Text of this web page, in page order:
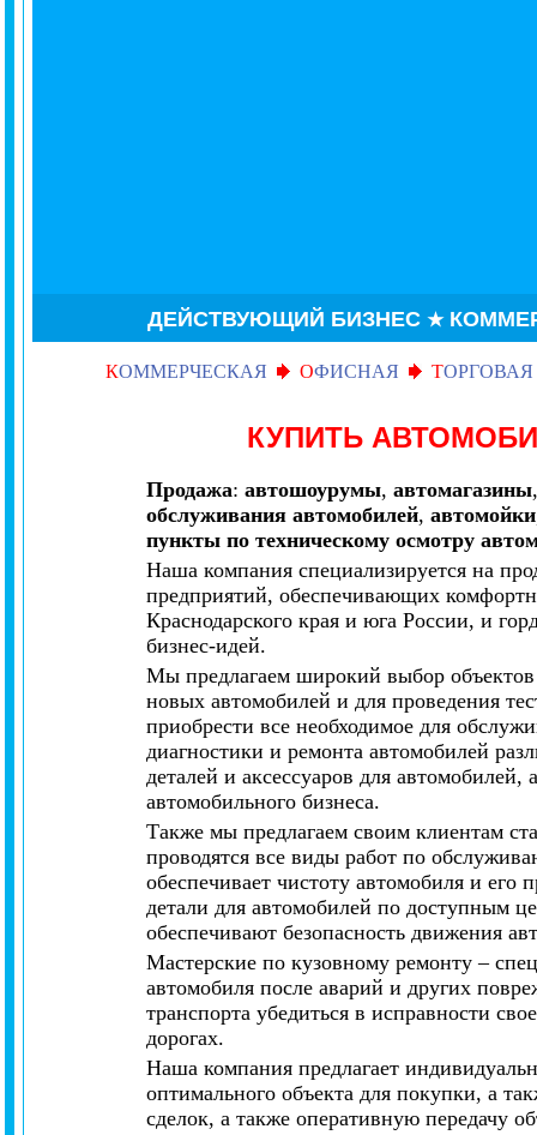
ДЕЙСТВУЮЩИЙ БИЗНЕС ★
КОММЕРЧЕСКАЯ ОФИСНАЯ ТОРГОВАЯ
КУПИТЬ
Продажа: автошоурумы, автомагазины,
обслуживания автомобилей, автомойки
пункты по техническому осмотру
Наша компания специализируется на
предприятий, обеспечивающих
Краснодарского края и юга России, и
бизнес-идей.
Мы предлагаем широкий выбор
новых автомобилей и для проведения
приобрести все необходимое для
диагностики и ремонта автомобилей
деталей и аксессуаров для
автомобильного бизнеса.
Также мы предлагаем своим клиентам
проводятся все виды работ по
обеспечивает чистоту автомобиля и
детали для автомобилей по доступным
обеспечивают безопасность движения
Мастерские по кузовному ремонту –
автомобиля после аварий и других
транспорта убедиться в исправности
дорогах.
Наша компания предлагает
оптимального объекта для покупки, а
сделок, а также оперативную передачу